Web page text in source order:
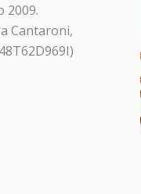
2009.
Cantaroni,